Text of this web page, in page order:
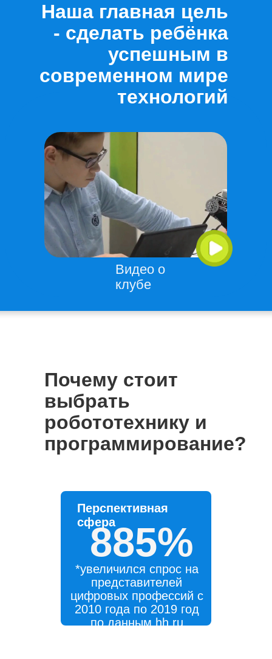
Видео о
клубе
Наша главная цель
- сделать ребёнка
успешным в
современном мире
технологий
Почему стоит
выбрать
робототехнику и
программирование?
Перспективная
сфера
885%
*увеличился спрос на
представителей
цифровых профессий с
2010 года по 2019 год
по данным hh.ru